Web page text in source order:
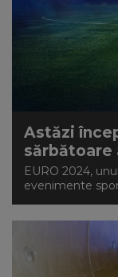
Astăzi
sărbătoare
EURO 2024,
evenimente